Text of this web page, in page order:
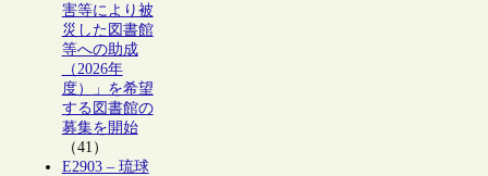
害等により被
災した図書館
等への助成
（2026年
度）」を希望
する図書館の
募集を開始
（41）
E2903 – 琉球